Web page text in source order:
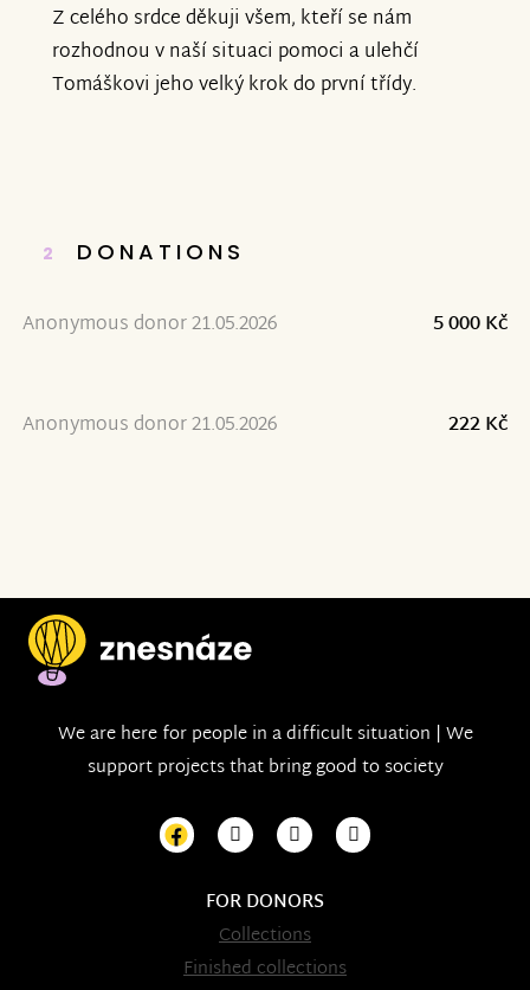
Z celého srdce děkuji všem, kteří se nám
rozhodnou v naší situaci pomoci a ulehčí
Tomáškovi jeho velký krok do první třídy.
2 DONATIONS
Anonymous donor 21.05.2026 5 000 Kč
Anonymous donor 21.05.2026 222 Kč
We are here for people in a difficult situation | We
support projects that bring good to society
FOR DONORS
Collections
Finished collections